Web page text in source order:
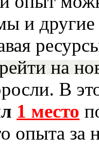
и другие
на
В
1 место
опыта за